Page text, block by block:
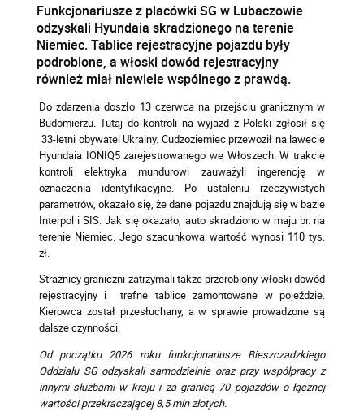
Funkcjonariusze z placówki SG w Lubaczowie
odzyskali Hyundaia skradzionego na terenie
Niemiec. Tablice rejestracyjne pojazdu były
podrobione, a włoski dowód rejestracyjny
również miał niewiele wspólnego z prawdą.
Do zdarzenia doszło 13 czerwca na przejściu granicznym w
Budomierzu. Tutaj do kontroli na wyjazd z Polski zgłosił się
33-letni obywatel Ukrainy. Cudzoziemiec przewoził na lawecie
Hyundaia IONIQ5 zarejestrowanego we Włoszech. W trakcie
kontroli elektryka mundurowi zauważyli ingerencję w
oznaczenia identyfikacyjne. Po ustaleniu rzeczywistych
parametrów, okazało się, że dane pojazdu znajdują się w bazie
Interpol i SIS. Jak się okazało, auto skradziono w maju br. na
terenie Niemiec. Jego szacunkowa wartość wynosi 110 tys.
zł.
Strażnicy graniczni zatrzymali także przerobiony włoski dowód
rejestracyjny i trefne tablice zamontowane w pojeździe.
Kierowca został przesłuchany, a w sprawie prowadzone są
dalsze czynności.
Od początku 2026 roku funkcjonariusze Bieszczadzkiego
Oddziału SG odzyskali samodzielnie oraz przy współpracy z
innymi służbami w kraju i za granicą 70 pojazdówo łącznej
wartości przekraczającej 8,5 mln złotych.